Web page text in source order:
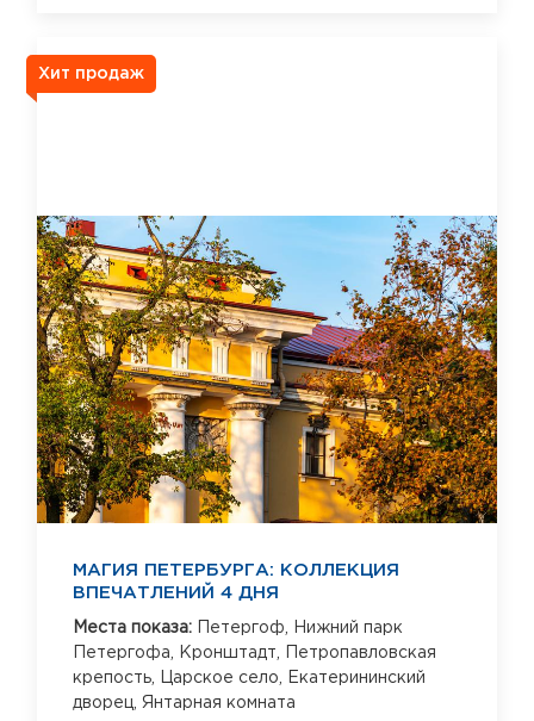
Хит продаж
МАГИЯ ПЕТЕРБУРГА: КОЛЛЕКЦИЯ
ВПЕЧАТЛЕНИЙ 4 ДНЯ
Места показа: Петергоф,
Нижний парк
Петергофа,
Кронштадт,
Петропавловская
крепость,
Царское село,
Екатерининский
дворец, Янтарная комната